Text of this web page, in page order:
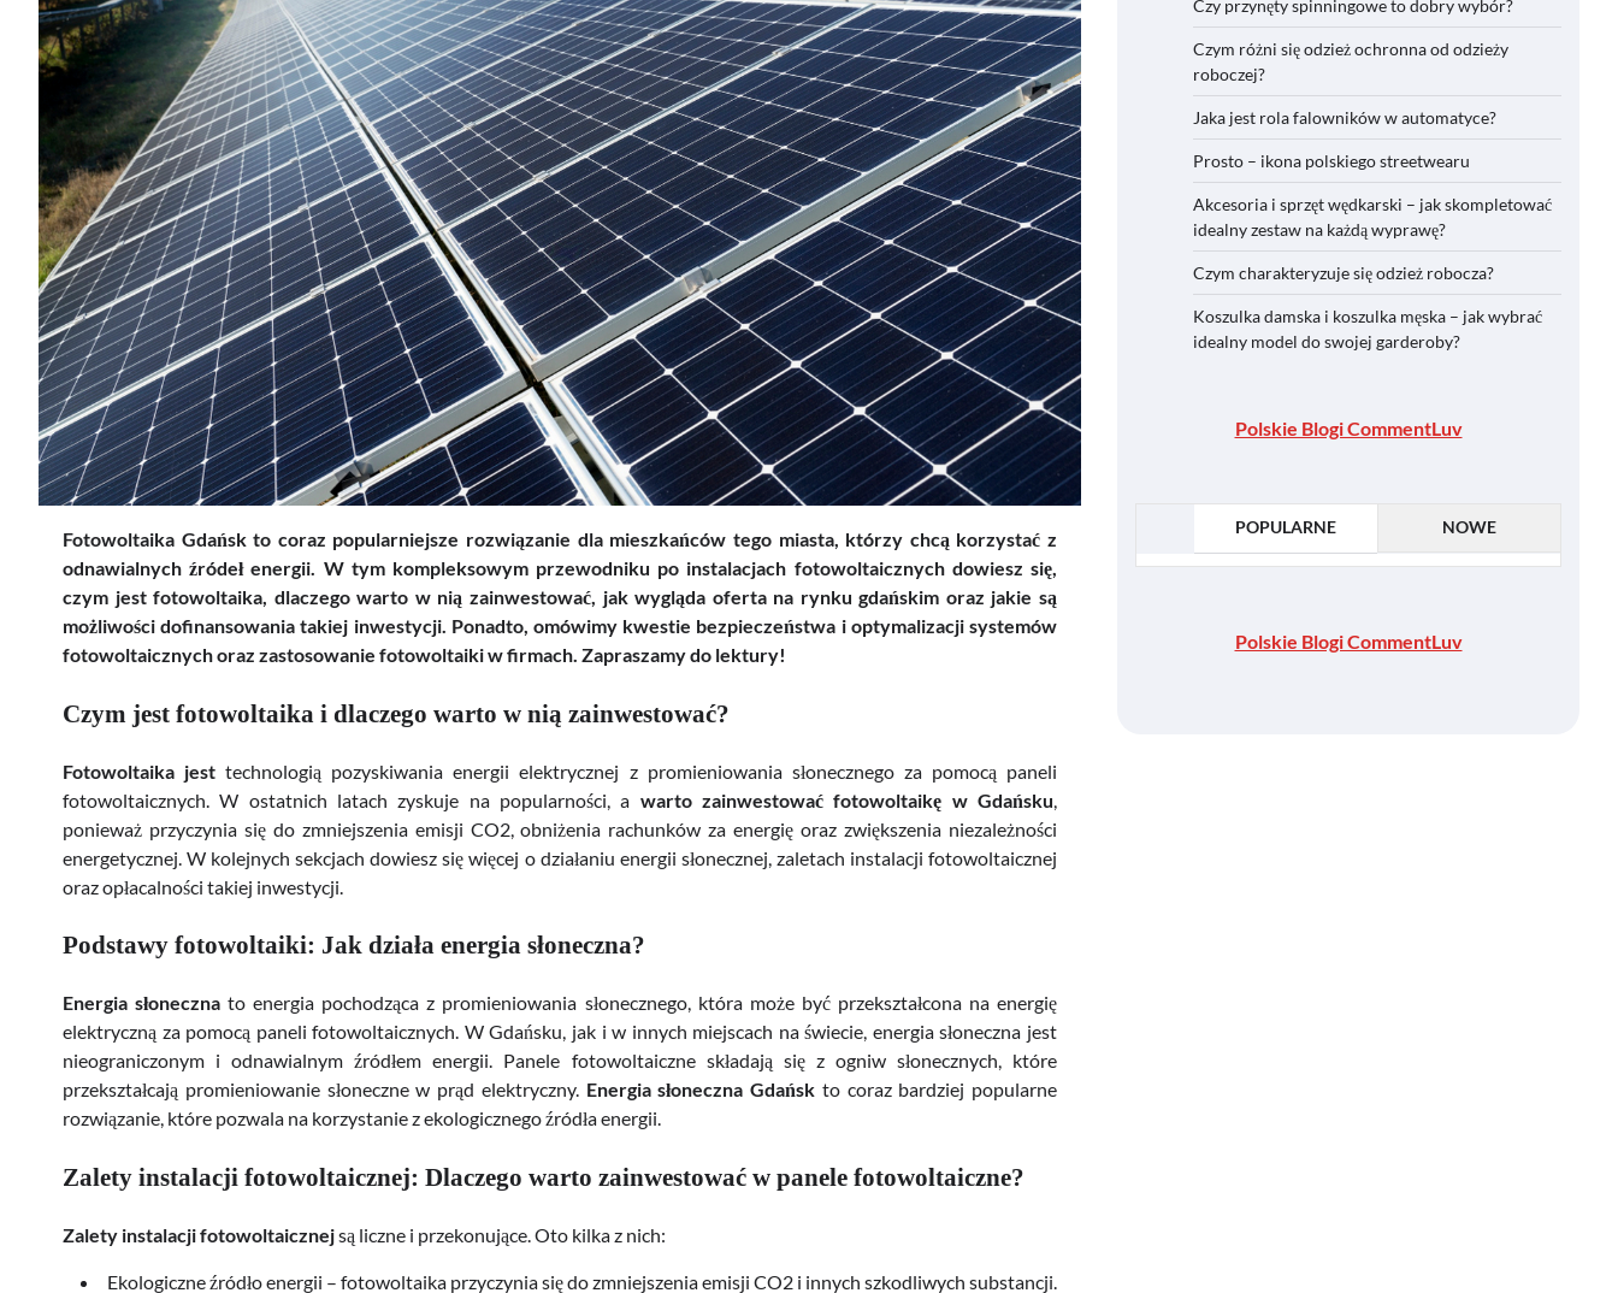
Fotowoltaika Gdańsk to coraz popularniejsze rozwiązanie dla mieszkańców tego miasta, którzy chcą korzystać z
odnawialnych źródeł energii. W tym kompleksowym przewodniku po instalacjach fotowoltaicznych dowiesz się,
czym jest fotowoltaika, dlaczego warto w nią zainwestować, jak wygląda oferta na rynku gdańskim oraz jakie są
możliwości dofinansowania takiej inwestycji. Ponadto, omówimy kwestie bezpieczeństwa i optymalizacji systemów
fotowoltaicznych oraz zastosowanie fotowoltaiki w firmach. Zapraszamy do lektury!
Czym jest fotowoltaika i dlaczego warto w nią zainwestować?
Fotowoltaika jest technologią pozyskiwania energii elektrycznej z promieniowania słonecznego za pomocą paneli
fotowoltaicznych. W ostatnich latach zyskuje na popularności, a warto zainwestować fotowoltaikę w Gdańsku
ponieważ przyczynia się do zmniejszenia emisji CO2, obniżenia rachunków za energię oraz zwiększenia niezależności
energetycznej. W kolejnych sekcjach dowiesz się więcej o działaniu energii słonecznej, zaletach instalacji fotowoltaicznej
oraz opłacalności takiej inwestycji.
Podstawy fotowoltaiki: Jak działa energia słoneczna?
Energia słoneczna to energia pochodząca z promieniowania słonecznego, która może być przekształcona na energię
elektryczną za pomocą paneli fotowoltaicznych. W Gdańsku, jak i w innych miejscach na świecie, energia słoneczna jest
nieograniczonym i odnawialnym źródłem energii. Panele fotowoltaiczne składają się z ogniw słonecznych, które
przekształcają promieniowanie słoneczne w prąd elektryczny. Energia słoneczna Gdańsk to coraz bardziej popularne
rozwiązanie, które pozwala na korzystanie z ekologicznego źródła energii.
Zalety instalacji fotowoltaicznej: Dlaczego warto zainwestować w panele fotowoltaiczne?
Zalety instalacji fotowoltaicznejsą liczne i przekonujące. Oto kilka z nich:
Ekologiczne źródło energii – fotowoltaika przyczynia się do zmniejszenia emisji CO2 i innych szkodliwych substancji.
Czy przynęty spinningowe to dobry wybór?
Czym różni się odzież ochronna od odzieży
roboczej?
Jaka jest rola falowników w automatyce?
Prosto – ikona polskiego streetwearu
Akcesoria i sprzęt wędkarski – jak skompletować
idealny zestaw na każdą wyprawę?
Czym charakteryzuje się odzież robocza?
Koszulka damska i koszulka męska – jak wybrać
idealny model do swojej garderoby?
Polskie Blogi CommentLuv
POPULARNE NOWE
Polskie Blogi CommentLuv